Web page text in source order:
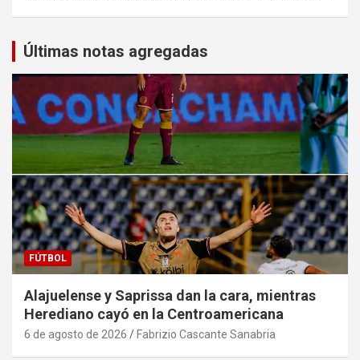
Últimas notas agregadas
FÚTBOL
Alajuelense y Saprissa dan la cara, mientras
Herediano cayó en la Centroamericana
6 de agosto de 2026 Fabrizio Cascante Sanabria